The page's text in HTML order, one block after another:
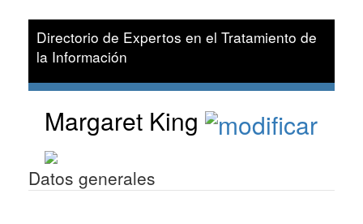
Directorio de Expertos en el Tratamiento de
la Información
Margaret King
Datos generales